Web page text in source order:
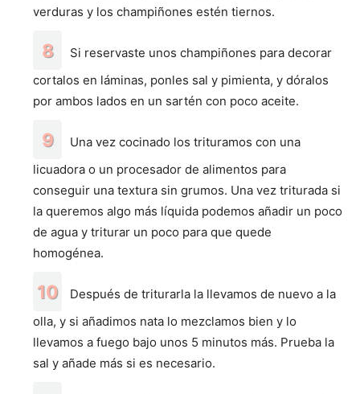
verduras y los champiñones estén tiernos.
Si reservaste unos champiñones para decorar
cortalos en láminas, ponles sal y pimienta, y dóralos
por ambos lados en un sartén con poco aceite.
Una vez cocinado los trituramos con una
licuadora o un procesador de alimentos para
conseguir una textura sin grumos. Una vez triturada si
la queremos algo más líquida podemos añadir un poco
de agua y triturar un poco para que quede
homogénea.
Después de triturarla la llevamos de nuevo a la
olla, y si añadimos nata lo mezclamos bien y lo
llevamos a fuego bajo unos 5 minutos más. Prueba la
sal y añade más si es necesario.